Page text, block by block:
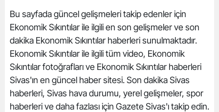
Bu sayfada güncel gelişmeleri takip edenler için
Ekonomik Sıkıntılar ile ilgili en son gelişmeler ve son
dakika Ekonomik Sıkıntılar haberleri sunulmaktadır.
Ekonomik Sıkıntılar ile ilgili tüm video, Ekonomik
Sıkıntılar fotoğrafları ve Ekonomik Sıkıntılar haberleri
Sivas'ın en güncel haber sitesi. Son dakika Sivas
haberleri, Sivas hava durumu, yerel gelişmeler, spor
haberleri ve daha fazlası için Gazete Sivas'ı takip edin.